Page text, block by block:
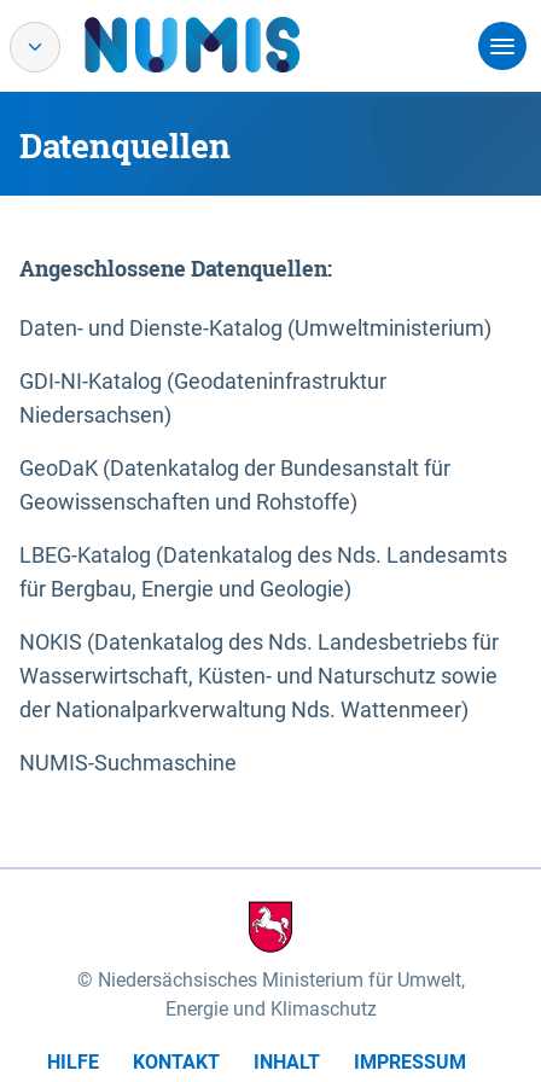
Datenquellen
Angeschlossene Datenquellen:
Daten- und Dienste-Katalog (Umweltministerium)
GDI-NI-Katalog (Geodateninfrastruktur
Niedersachsen)
GeoDaK (Datenkatalog der Bundesanstalt für
Geowissenschaften und Rohstoffe)
LBEG-Katalog (Datenkatalog des Nds. Landesamts
für Bergbau, Energie und Geologie)
NOKIS (Datenkatalog des Nds. Landesbetriebs für
Wasserwirtschaft, Küsten- und Naturschutz sowie
der Nationalparkverwaltung Nds. Wattenmeer)
NUMIS-Suchmaschine
Niedersächsisches Ministerium für Umwelt,
Energie und Klimaschutz
HILFE KONTAKT INHALT
IMPRESSUM